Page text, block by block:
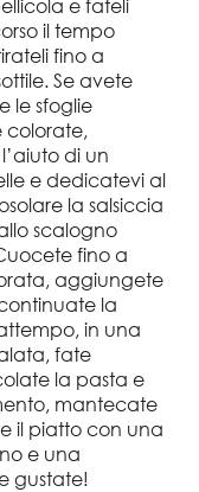
e fateli
il tempo
fino a
Se avete
le sfoglie
colorate,
di un
e dedicatevi al
la salsiccia
scalogno
fino a
aggiungete
la
in una
fate
la pasta e
mantecate
il piatto con una
e una
gustate!